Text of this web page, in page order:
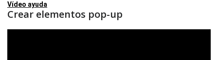
Vídeo ayuda
Crear elementos pop-up